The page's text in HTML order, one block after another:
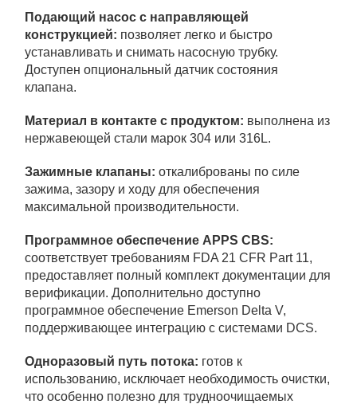
Подающий насос с направляющей
конструкцией: позволяет легко и быстро
устанавливать и снимать насосную трубку.
Доступен опциональный датчик состояния
клапана.
Материал в контакте с продуктом: выполнена из
нержавеющей стали марок 304 или 316L.
Зажимные клапаны: откалиброваны по силе
зажима, зазору и ходу для обеспечения
максимальной производительности.
Программное обеспечение APPS CBS:
соответствует требованиям FDA 21 CFR Part 11,
предоставляет полный комплект документации для
верификации. Дополнительно доступно
программное обеспечение Emerson Delta V,
поддерживающее интеграцию с системами DCS.
Одноразовый путь потока: готов к
использованию, исключает необходимость очистки,
что особенно полезно для трудноочищаемых